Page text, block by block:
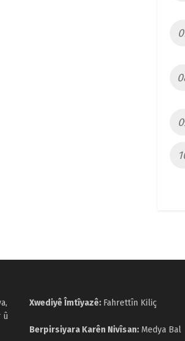
û
Xwediyê Îmtîyazê: Fahrettîn Kiliç
Berpirsiyara Karên Nivîsan: Medya Bal